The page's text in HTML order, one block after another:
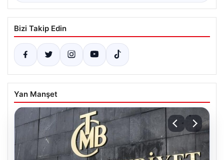
Bizi Takip Edin
Yan Manşet